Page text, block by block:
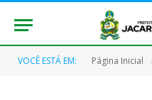
VOCÊ ESTÁ EM: Página Inicial